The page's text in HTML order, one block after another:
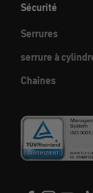
Sécurité
Serrures
serrure à
Chaînes